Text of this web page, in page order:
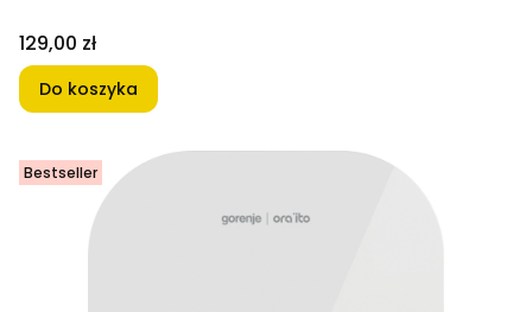
Cena
129,00 zł
Do koszyka
Bestseller